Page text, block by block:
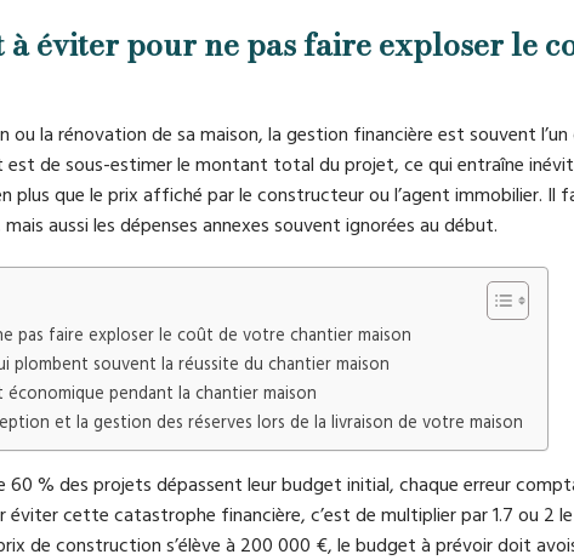
éviter pour ne pas faire exploser le
ou la rénovation de sa maison, la gestion financière est souvent
de sous-estimer le montant total du projet, ce qui entraîne
plus que le prix affiché par le constructeur ou l’agent immobilier. Il
aussi les dépenses annexes souvent ignorées au début.
pas faire exploser le coût de votre chantier maison
plombent souvent la réussite du chantier maison
pendant la chantier maison
et la gestion des réserves lors de la livraison de votre maison
60 % des projets dépassent leur budget initial, chaque erreur
éviter cette catastrophe financière, c’est de multiplier par 1.7 ou 2
de construction s’élève à 200 000 €, le budget à prévoir doit